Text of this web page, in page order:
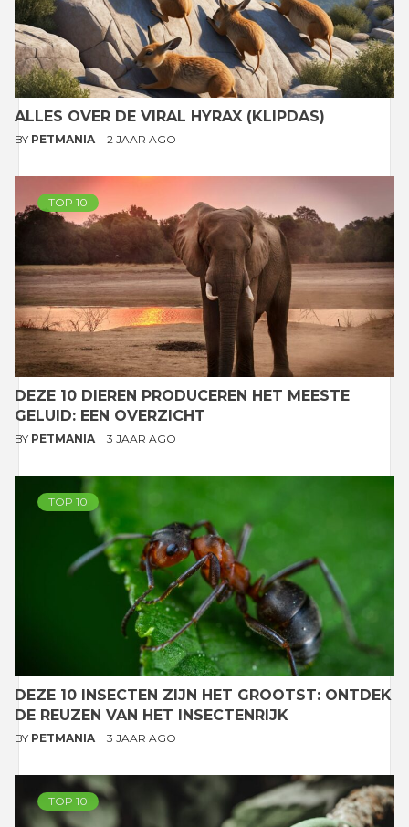
ALLES OVER DE VIRAL HYRAX (KLIPDAS)
BY PETMANIA 2 JAAR AGO
TOP 10
DEZE 10 DIEREN PRODUCEREN HET MEESTE
GELUID: EEN OVERZICHT
BY PETMANIA 3 JAAR AGO
TOP 10
DEZE 10 INSECTEN ZIJN HET GROOTST: ONTDEK
DE REUZEN VAN HET INSECTENRIJK
BY PETMANIA 3 JAAR AGO
TOP 10